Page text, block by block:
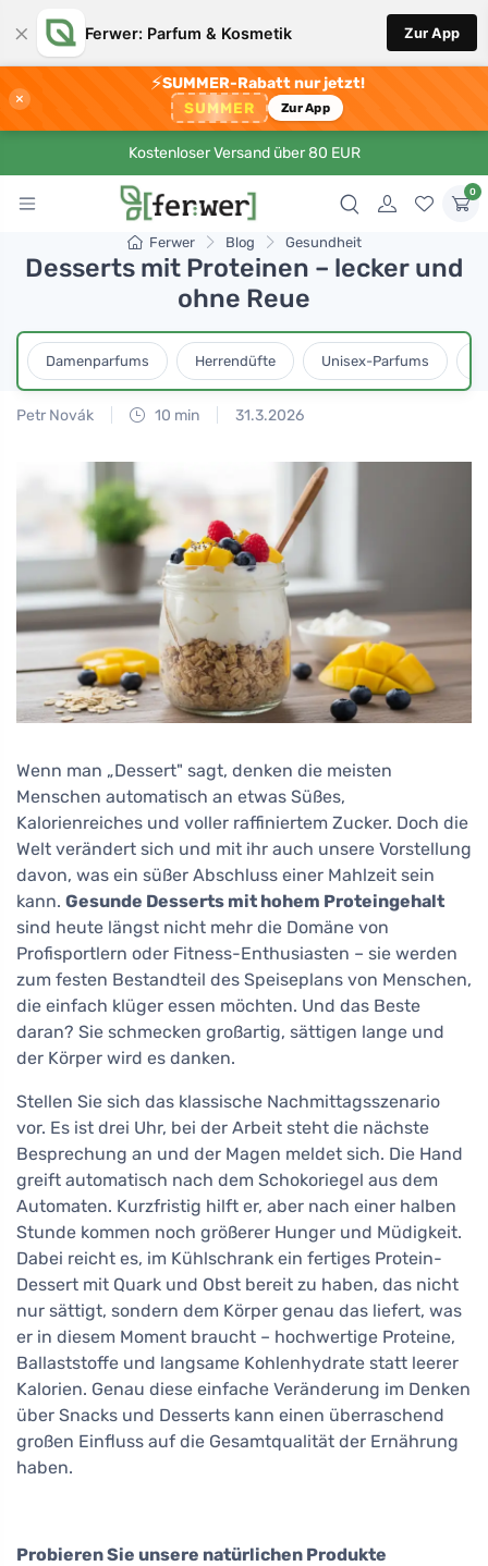
× Ferwer: Parfum & Kosmetik Zur App
×
⚡SUMMER-Rabatt nur jetzt!
SUMMER Zur App
Kostenloser Versand über 80 EUR
0
Ferwer Blog Gesundheit
Desserts mit Proteinen – lecker und
ohne Reue
Damenparfums Herrendüfte Unisex-Parfums
Petr Novák 10 min 31.3.2026
Wenn man „Dessert" sagt, denken die meisten
Menschen automatisch an etwas Süßes,
Kalorienreiches und voller raffiniertem Zucker. Doch die
Welt verändert sich und mit ihr auch unsere Vorstellung
davon, was ein süßer Abschluss einer Mahlzeit sein
kann. Gesunde Desserts mit hohem Proteingehalt
sind heute längst nicht mehr die Domäne von
Profisportlern oder Fitness-Enthusiasten – sie werden
zum festen Bestandteil des Speiseplans von Menschen,
die einfach klüger essen möchten. Und das Beste
daran? Sie schmecken großartig, sättigen lange und
der Körper wird es danken.
Stellen Sie sich das klassische Nachmittagsszenario
vor. Es ist drei Uhr, bei der Arbeit steht die nächste
Besprechung an und der Magen meldet sich. Die Hand
greift automatisch nach dem Schokoriegel aus dem
Automaten. Kurzfristig hilft er, aber nach einer halben
Stunde kommen noch größerer Hunger und Müdigkeit.
Dabei reicht es, im Kühlschrank ein fertiges Protein-
Dessert mit Quark und Obst bereit zu haben, das nicht
nur sättigt, sondern dem Körper genau das liefert, was
er in diesem Moment braucht – hochwertige Proteine,
Ballaststoffe und langsame Kohlenhydrate statt leerer
Kalorien. Genau diese einfache Veränderung im Denken
über Snacks und Desserts kann einen überraschend
großen Einfluss auf die Gesamtqualität der Ernährung
haben.
Probieren Sie unsere natürlichen Produkte